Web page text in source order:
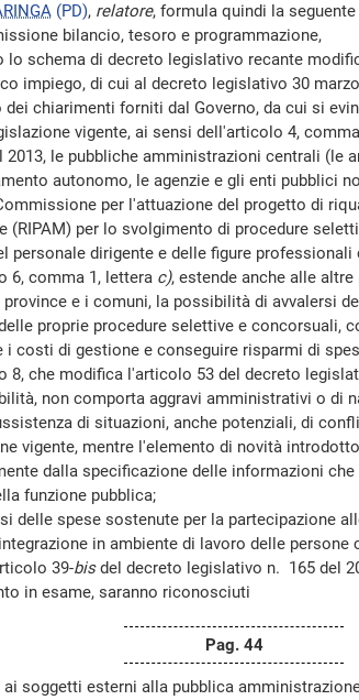
(PD), relatore, formula quindi la
bilancio, tesoro e programmazione,
di decreto legislativo recante
impiego, di cui al decreto legislativo 30
chiarimenti forniti dal Governo, da cui si
vigente, ai sensi dell'articolo 4,
2013, le pubbliche amministrazioni centrali (le
autonomo, le agenzie e gli enti pubblici
per l'attuazione del progetto di
(RIPAM) per lo svolgimento di procedure
personale dirigente e delle figure professionali
1, lettera c), estende anche alle
e i comuni, la possibilità di avvalersi
proprie procedure selettive e concorsuali,
i costi di gestione e conseguire risparmi di
modifica l'articolo 53 del decreto
non comporta aggravi amministrativi o di
di situazioni, anche potenziali, di
vigente, mentre l'elemento di novità
dalla specificazione delle informazioni
funzione pubblica;
spese sostenute per la partecipazione
in ambiente di lavoro delle
39-bisdel decreto legislativo n. 165 del
in esame, saranno riconosciuti
Pag. 44
soggetti esterni alla pubblica